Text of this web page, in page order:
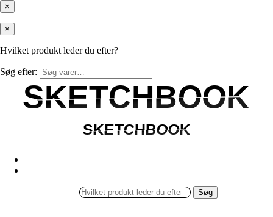
×
×
Hvilket produkt leder du efter?
Søg efter:
SKETCHBOOK
SKETCHBOOK
SKETCHBOOK
SKETCHBOOK
Søg